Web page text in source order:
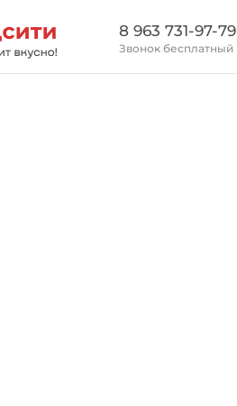
8 963 731-97-79
Звонок бесплатный